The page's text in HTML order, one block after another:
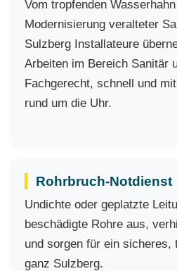
Vom tropfenden
Modernisierung veralteter
Sulzberg Installateure
Arbeiten im Bereich Sanitär
Fachgerecht, schnell und
rund um die Uhr.
Rohrbruch-Notdienst
Undichte oder geplatzte
beschädigte Rohre aus,
und sorgen für ein sicheres,
ganz Sulzberg.